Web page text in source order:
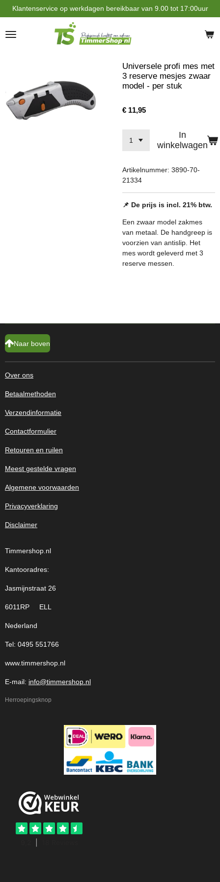
Ga
direct
naar
de
Klantenservice op werkdagen bereikbaar van 9.00 tot 17:00uur
Universele profi mes met
3 reserve mesjes zwaar
model - per stuk
€ 11,95
In
winkelwagen
Artikelnummer: 3890-70-
21334
📌 De prijs is incl. 21% btw.
Een zwaar model zakmes
van metaal. De handgreep is
voorzien van antislip. Het
mes wordt geleverd met 3
reserve messen.
Naar boven
Over ons
Betaalmethoden
Verzendinformatie
Contactformulier
Retouren en ruilen
Meest gestelde vragen
Algemene voorwaarden
Privacyverklaring
Disclaimer
Timmershop.nl
Kantooradres:
Jasmijnstraat 26
6011RP ELL
Nederland
Tel: 0495 551766
www.timmershop.nl
E-mail: info@timmershop.nl
Herroepingsknop